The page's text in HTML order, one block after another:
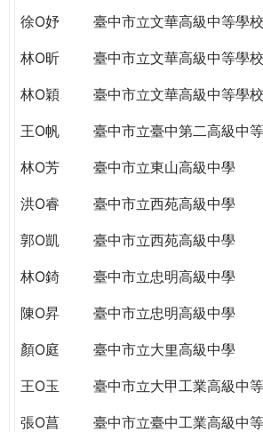
WAGOR
TODAY
THE
TOMORROW
YOU
ON
PATH
GLOBAL
CITIZENSHIP
徐O妤 臺中市立文華高級中等學校
林O昕 臺中市立文華高級中等學校
林O穎 臺中市立文華高級中等學校
王O帆 臺中市立臺中第二高級中
林O芳 臺中市立東山高級中學
洪O睿 臺中市立西苑高級中學
郭O凱 臺中市立西苑高級中學
林O錡 臺中市立忠明高級中學
陳O昇 臺中市立忠明高級中學
顏O庭 臺中市立大里高級中學
王O玉 臺中市立大甲工業高級中
張O菖 臺中市立臺中工業高級中